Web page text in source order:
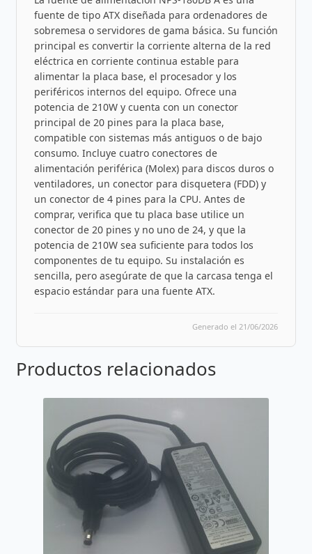
fuente de tipo ATX diseñada para ordenadores de
sobremesa o servidores de gama básica. Su función
principal es convertir la corriente alterna de la red
eléctrica en corriente continua estable para
alimentar la placa base, el procesador y los
periféricos internos del equipo. Ofrece una
potencia de 210W y cuenta con un conector
principal de 20 pines para la placa base,
compatible con sistemas más antiguos o de bajo
consumo. Incluye cuatro conectores de
alimentación periférica (Molex) para discos duros o
ventiladores, un conector para disquetera (FDD) y
un conector de 4 pines para la CPU. Antes de
comprar, verifica que tu placa base utilice un
conector de 20 pines y no uno de 24, y que la
potencia de 210W sea suficiente para todos los
componentes de tu equipo. Su instalación es
sencilla, pero asegúrate de que la carcasa tenga el
espacio estándar para una fuente ATX.
Generado el 21/06/2026
Productos relacionados